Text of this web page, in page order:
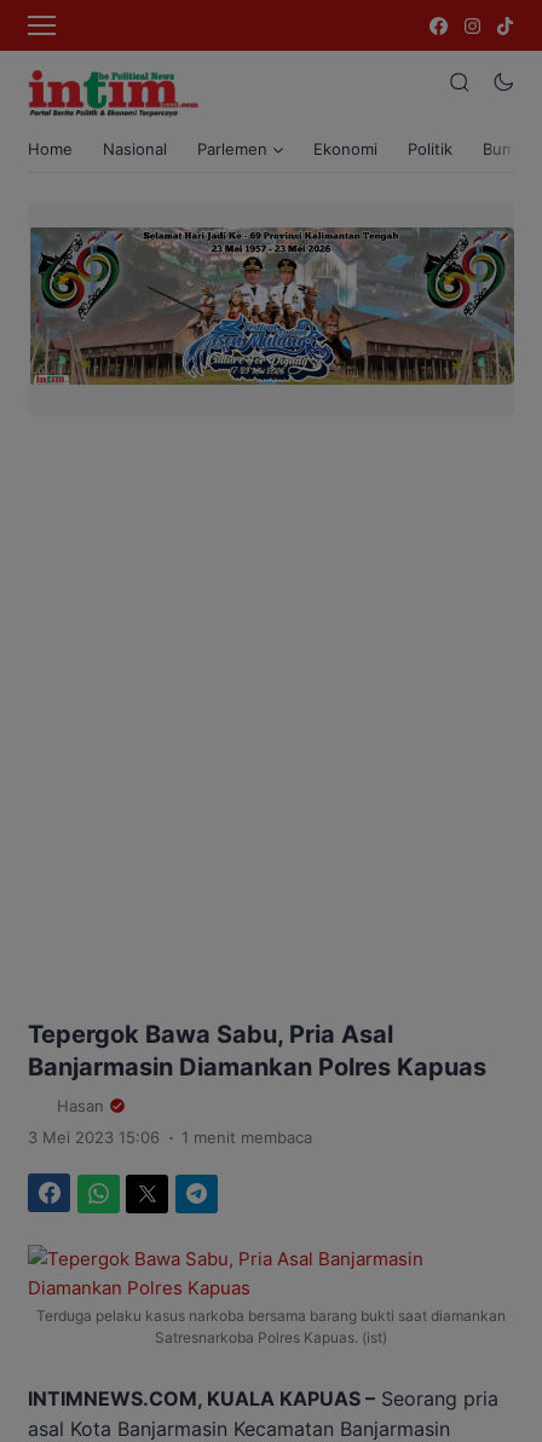
Home Nasional Parlemen Ekonomi Politik Bumi
Tepergok Bawa Sabu, Pria Asal
Banjarmasin Diamankan Polres Kapuas
Hasan
3 Mei 2023 15:06 . 1 menit membaca
Terduga pelaku kasus narkoba bersama barang bukti saat diamankan
Satresnarkoba Polres Kapuas. (ist)
INTIMNEWS.COM, KUALA KAPUAS – Seorang pria
asal Kota Banjarmasin Kecamatan Banjarmasin